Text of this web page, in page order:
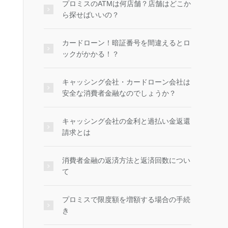
プロミスのATMは何店舗？店舗はどこか
ら探せばいいの？
カードローン！暗証番号を間違えるとロ
ックがかかる！？
キャッシング会社・カードローン会社は
安全な消費者金融なのでしょうか？
キャッシング会社の金利と過払い金返還
請求とは
消費者金融の返済方法と返済回数につい
て
プロミスで限度額を増額する場合の手続
き